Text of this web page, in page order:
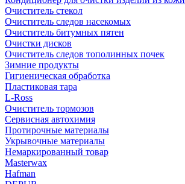
Очиститель стекол
Очиститель следов насекомых
Очиститель битумных пятен
Очистки дисков
Очиститель следов тополинных почек
Зимние продукты
Гигиеническая обработка
Пластиковая тара
L-Ross
Очиститель тормозов
Сервисная автохимия
Протирочные материалы
Укрывочные материалы
Немаркированный товар
Masterwax
Hafman